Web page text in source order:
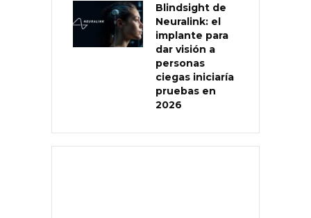
Blindsight de
Neuralink: el
implante para
dar visión a
personas
ciegas iniciaría
pruebas en
2026